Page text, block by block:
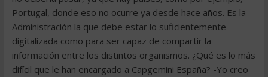
Portugal, donde eso no ocurre ya desde hace años. Es la
Administración la que debe estar lo suficientemente
digitalizada como para ser capaz de compartir la
información entre los distintos organismos. ¿Qué es lo más
difícil que le han encargado a Capgemini España? -Yo creo